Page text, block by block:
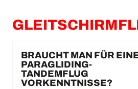
BRAUCHT MAN FÜR
PARAGLIDING-
TANDEMFLUG
VORKENNTNISSE?